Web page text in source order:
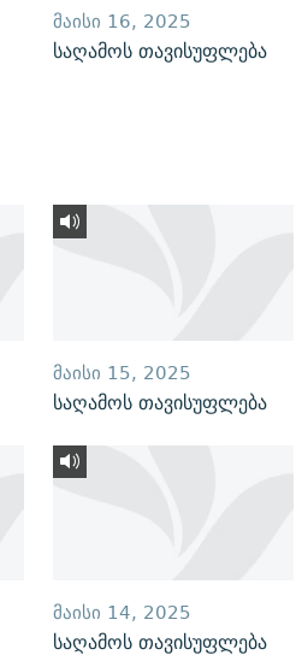
ᲛᲐᲘᲡᲘ 16, 2025
საღამოს თავისუფლება
ᲛᲐᲘᲡᲘ 15, 2025
საღამოს თავისუფლება
ᲛᲐᲘᲡᲘ 14, 2025
საღამოს თავისუფლება